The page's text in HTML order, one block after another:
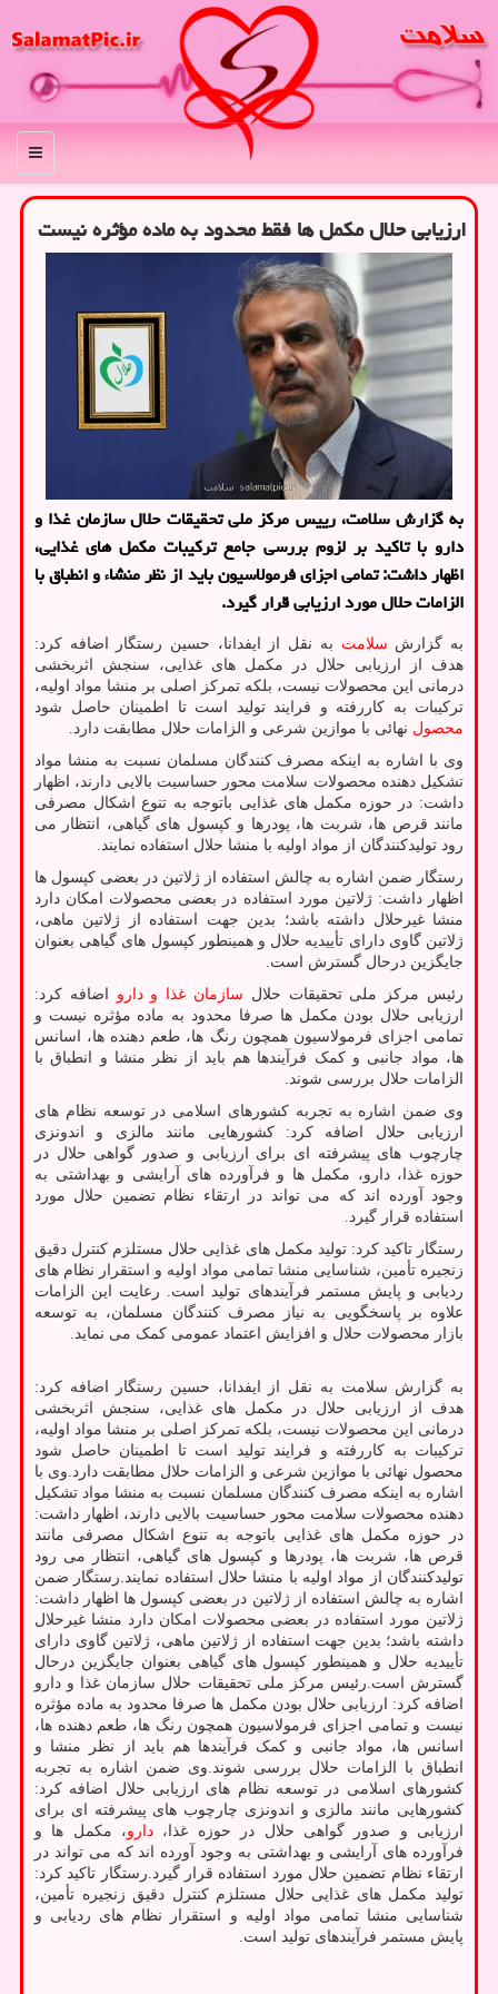
منو
ارزیابی حلال مکمل ها فقط محدود به ماده مؤثره نیست
به گزارش سلامت، رییس مرکز ملی تحقیقات حلال سازمان غذا و
دارو با تاکید بر لزوم بررسی جامع ترکیبات مکمل های غذایی،
اظهار داشت: تمامی اجزای فرمولاسیون باید از نظر منشاء و انطباق با
الزامات حلال مورد ارزیابی قرار گیرد.
به گزارش سلامت به نقل از ایفدانا، حسین رستگار اضافه کرد:
هدف از ارزیابی حلال در مکمل های غذایی، سنجش اثربخشی
درمانی این محصولات نیست، بلکه تمرکز اصلی بر منشا مواد اولیه،
ترکیبات به کاررفته و فرایند تولید است تا اطمینان حاصل شود
محصول نهائی با موازین شرعی و الزامات حلال مطابقت دارد.
وی با اشاره به اینکه مصرف کنندگان مسلمان نسبت به منشا مواد
تشکیل دهنده محصولات سلامت محور حساسیت بالایی دارند، اظهار
داشت: در حوزه مکمل های غذایی باتوجه به تنوع اشکال مصرفی
مانند قرص ها، شربت ها، پودرها و کپسول های گیاهی، انتظار می
رود تولیدکنندگان از مواد اولیه با منشا حلال استفاده نمایند.
رستگار ضمن اشاره به چالش استفاده از ژلاتین در بعضی کپسول ها
اظهار داشت: ژلاتین مورد استفاده در بعضی محصولات امکان دارد
منشا غیرحلال داشته باشد؛ بدین جهت استفاده از ژلاتین ماهی،
ژلاتین گاوی دارای تأییدیه حلال و همینطور کپسول های گیاهی بعنوان
جایگزین درحال گسترش است.
رئیس مرکز ملی تحقیقات حلال سازمان غذا و دارو اضافه کرد:
ارزیابی حلال بودن مکمل ها صرفا محدود به ماده مؤثره نیست و
تمامی اجزای فرمولاسیون همچون رنگ ها، طعم دهنده ها، اسانس
ها، مواد جانبی و کمک فرآیندها هم باید از نظر منشا و انطباق با
الزامات حلال بررسی شوند.
وی ضمن اشاره به تجربه کشورهای اسلامی در توسعه نظام های
ارزیابی حلال اضافه کرد: کشورهایی مانند مالزی و اندونزی
چارچوب های پیشرفته ای برای ارزیابی و صدور گواهی حلال در
حوزه غذا، دارو، مکمل ها و فرآورده های آرایشی و بهداشتی به
وجود آورده اند که می تواند در ارتقاء نظام تضمین حلال مورد
استفاده قرار گیرد.
رستگار تاکید کرد: تولید مکمل های غذایی حلال مستلزم کنترل دقیق
زنجیره تأمین، شناسایی منشا تمامی مواد اولیه و استقرار نظام های
ردیابی و پایش مستمر فرآیندهای تولید است. رعایت این الزامات
علاوه بر پاسخگویی به نیاز مصرف کنندگان مسلمان، به توسعه
بازار محصولات حلال و افزایش اعتماد عمومی کمک می نماید.
به گزارش سلامت به نقل از ایفدانا، حسین رستگار اضافه کرد:
هدف از ارزیابی حلال در مکمل های غذایی، سنجش اثربخشی
درمانی این محصولات نیست، بلکه تمرکز اصلی بر منشا مواد اولیه،
ترکیبات به کاررفته و فرایند تولید است تا اطمینان حاصل شود
محصول نهائی با موازین شرعی و الزامات حلال مطابقت دارد.وی با
اشاره به اینکه مصرف کنندگان مسلمان نسبت به منشا مواد تشکیل
دهنده محصولات سلامت محور حساسیت بالایی دارند، اظهار داشت:
در حوزه مکمل های غذایی باتوجه به تنوع اشکال مصرفی مانند
قرص ها، شربت ها، پودرها و کپسول های گیاهی، انتظار می رود
تولیدکنندگان از مواد اولیه با منشا حلال استفاده نمایند.رستگار ضمن
اشاره به چالش استفاده از ژلاتین در بعضی کپسول ها اظهار داشت:
ژلاتین مورد استفاده در بعضی محصولات امکان دارد منشا غیرحلال
داشته باشد؛ بدین جهت استفاده از ژلاتین ماهی، ژلاتین گاوی دارای
تأییدیه حلال و همینطور کپسول های گیاهی بعنوان جایگزین درحال
گسترش است.رئیس مرکز ملی تحقیقات حلال سازمان غذا و دارو
اضافه کرد: ارزیابی حلال بودن مکمل ها صرفا محدود به ماده مؤثره
نیست و تمامی اجزای فرمولاسیون همچون رنگ ها، طعم دهنده ها،
اسانس ها، مواد جانبی و کمک فرآیندها هم باید از نظر منشا و
انطباق با الزامات حلال بررسی شوند.وی ضمن اشاره به تجربه
کشورهای اسلامی در توسعه نظام های ارزیابی حلال اضافه کرد:
کشورهایی مانند مالزی و اندونزی چارچوب های پیشرفته ای برای
ارزیابی و صدور گواهی حلال در حوزه غذا، دارو، مکمل ها و
فرآورده های آرایشی و بهداشتی به وجود آورده اند که می تواند در
ارتقاء نظام تضمین حلال مورد استفاده قرار گیرد.رستگار تاکید کرد:
تولید مکمل های غذایی حلال مستلزم کنترل دقیق زنجیره تأمین،
شناسایی منشا تمامی مواد اولیه و استقرار نظام های ردیابی و
پایش مستمر فرآیندهای تولید است.